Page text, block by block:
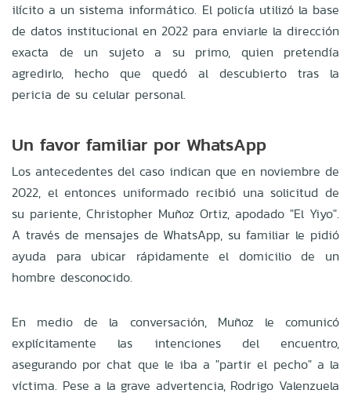
ilícito a un sistema informático. El policía utilizó la base
de datos institucional en 2022 para enviarle la dirección
exacta de un sujeto a su primo, quien pretendía
agredirlo, hecho que quedó al descubierto tras la
pericia de su celular personal.
Un favor familiar por WhatsApp
Los antecedentes del caso indican que en noviembre de
2022, el entonces uniformado recibió una solicitud de
su pariente, Christopher Muñoz Ortiz, apodado "El Yiyo".
A través de mensajes de WhatsApp, su familiar le pidió
ayuda para ubicar rápidamente el domicilio de un
hombre desconocido.
En medio de la conversación, Muñoz le comunicó
explícitamente las intenciones del encuentro,
asegurando por chat que le iba a "partir el pecho" a la
víctima. Pese a la grave advertencia, Rodrigo Valenzuela